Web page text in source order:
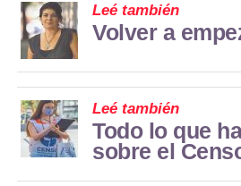
Leé también
Volver a
Leé también
Todo lo que
sobre el